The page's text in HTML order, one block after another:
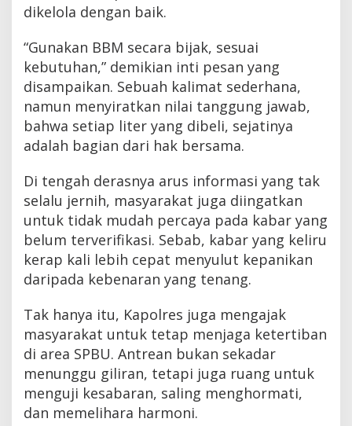
dikelola dengan baik.
“Gunakan BBM secara bijak, sesuai
kebutuhan,” demikian inti pesan yang
disampaikan. Sebuah kalimat sederhana,
namun menyiratkan nilai tanggung jawab,
bahwa setiap liter yang dibeli, sejatinya
adalah bagian dari hak bersama.
Di tengah derasnya arus informasi yang tak
selalu jernih, masyarakat juga diingatkan
untuk tidak mudah percaya pada kabar yang
belum terverifikasi. Sebab, kabar yang keliru
kerap kali lebih cepat menyulut kepanikan
daripada kebenaran yang tenang.
Tak hanya itu, Kapolres juga mengajak
masyarakat untuk tetap menjaga ketertiban
di area SPBU. Antrean bukan sekadar
menunggu giliran, tetapi juga ruang untuk
menguji kesabaran, saling menghormati,
dan memelihara harmoni.